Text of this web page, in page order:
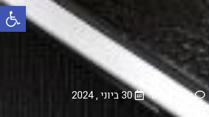
צוות האתר 30 ביוני , 2024